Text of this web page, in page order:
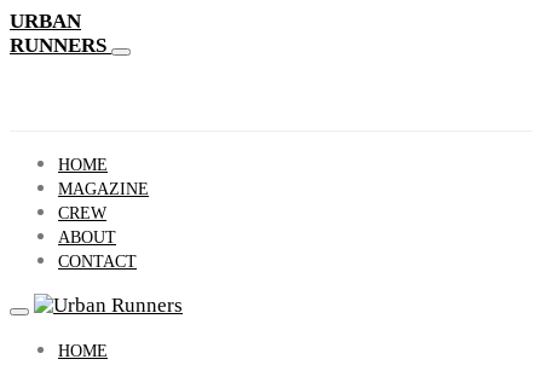
URBAN
RUNNERS
HOME
MAGAZINE
CREW
ABOUT
CONTACT
HOME